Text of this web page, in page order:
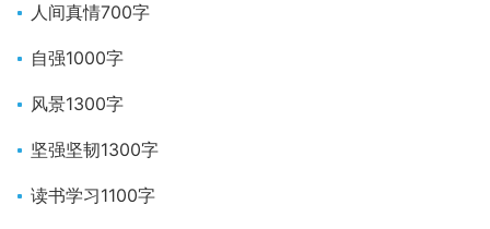
人间真情700字
自强1000字
风景1300字
坚强坚韧1300字
读书学习1100字